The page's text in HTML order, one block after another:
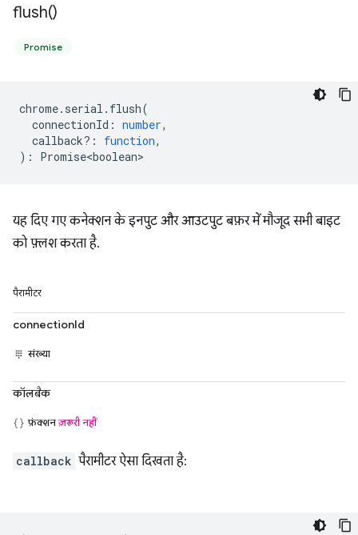
flush()
Promise
chrome. serial . flush(
connectionId : number,
callback? : function,
) : Promise<boolean>
यह दिए गए कनेक्शन के इनपुट और आउटपुट बफ़र में मौजूद सभी बाइट
को फ़्लश करता है.
पैरामीटर
connectionId
संख्या
कॉलबैक
फ़ंक्शनज़रूरी नहीं
callback पैरामीटर ऐसा दिखता है: